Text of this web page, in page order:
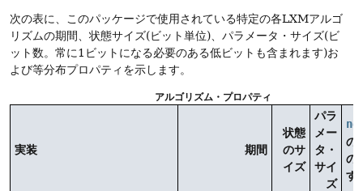
次の表に、このパッケージで使用されている特定の各LXMアルゴ
リズムの期間、状態サイズ(ビット単位)、パラメータ・サイズ(ビ
ット数。常に1ビットになる必要のある低ビットも含まれます)お
よび等分布プロパティを示します。
アルゴリズム・プロパティ
実装 期間
状態
のサ
イズ
パラ
メー
タ・
サイ
ズ
の
の
す